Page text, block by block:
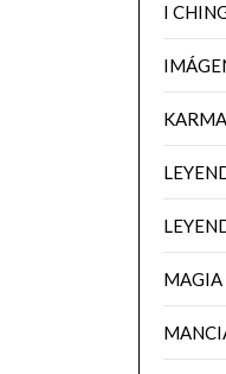
I
KARMA
MAGIA